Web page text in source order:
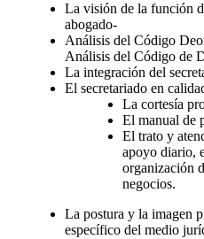
La visión de la función
abogado-
Análisis del Código
Análisis del Código de
La integración del
El secretariado en
La cortesía
El manual de
El trato y
apoyo diario,
organización
negocios.
La postura y la imagen
específico del medio